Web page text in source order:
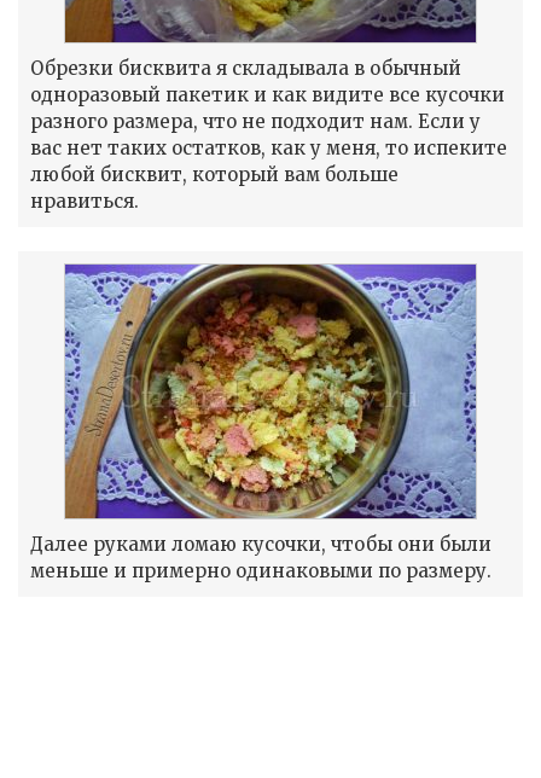
Обрезки бисквита я складывала в обычный
одноразовый пакетик и как видите все кусочки
разного размера, что не подходит нам. Если у
вас нет таких остатков, как у меня, то испеките
любой бисквит, который вам больше
нравиться.
Далее руками ломаю кусочки, чтобы они были
меньше и примерно одинаковыми по размеру.